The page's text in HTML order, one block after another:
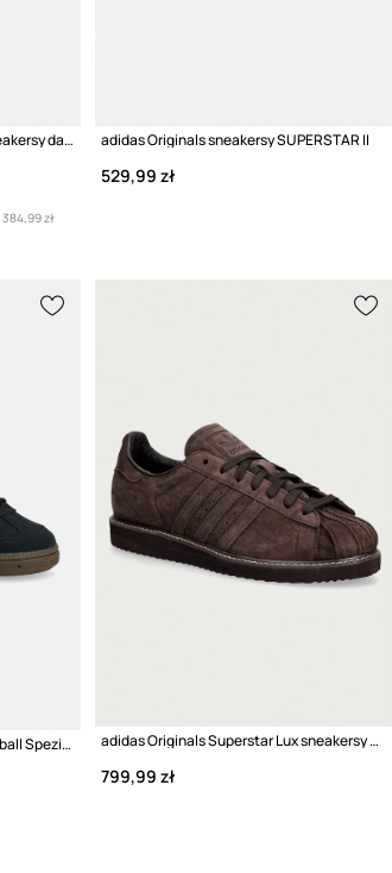
adidas Originals Gazelle Bold sneakersy damskie skórzane
384,99 zł
adidas Originals sneakersy SUPERSTAR II
529,99 zł
adidas Originals sneakersy Handball Spezial adidas Originals Superstar Lux sneakersy męskie zamszowe
799,99 zł